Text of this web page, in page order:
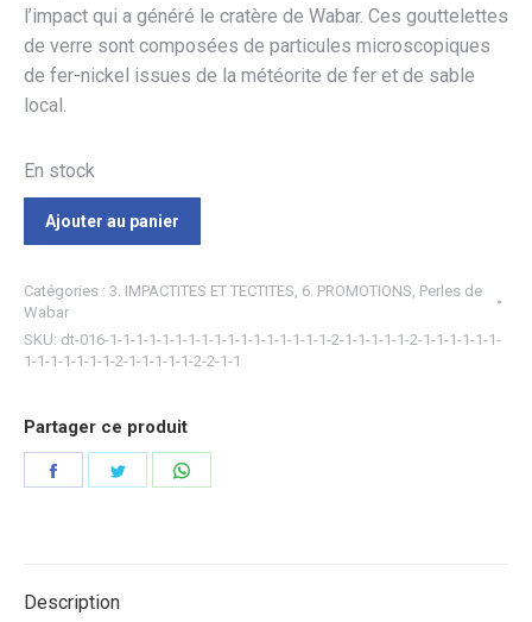
204,00€.163,20€.
l’impact qui a généré le cratère de Wabar. Ces gouttelettes
de verre sont composées de particules microscopiques
de fer-nickel issues de la météorite de fer et de sable
local.
En stock
Ajouter au panier
Catégories : 3. IMPACTITES ET TECTITES 6. PROMOTIONS Perles de
Wabar
SKU: dt-016-1-1-1-1-1-1-1-1-1-1-1-1-1-1-1-1-1-2-1-1-1-1-1-2-1-1-1-1-1-1-
1-1-1-1-1-1-1-2-1-1-1-1-1-2-2-1-1
Partager ce produit
Partager Partager
Description